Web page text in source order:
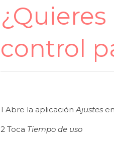
control
1 Abre la aplicación Ajustes
2 Toca Tiempo de uso